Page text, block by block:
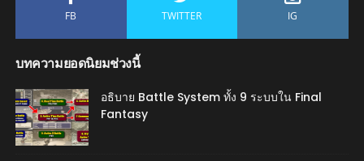
FB TWITTER IG
บทความยอดนิยมช่วงนี้
อธิบาย Battle System ทั้ง 9 ระบบใน Final
Fantasy